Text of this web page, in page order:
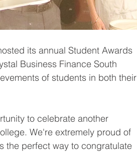
its annual Student Awards
Business Finance South
of students in both their
to celebrate another
We're extremely proud of
the perfect way to congratulate